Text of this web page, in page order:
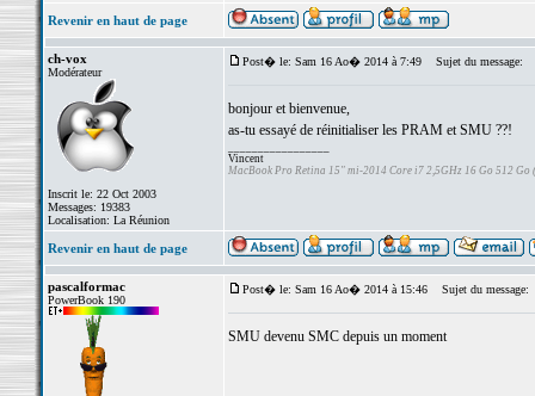
Revenir en haut de page
ch-vox
Modérateur
Inscrit le: 22 Oct 2003
Messages: 19383
Localisation: La Réunion
Post� le: Sam 16 Ao� 2014 à 7:49 Sujet du message:
bonjour et bienvenue,
as-tu essayé de réinitialiser les PRAM et SMU ??!
Vincent
MacBook Pro Retina 15" mi-2014 Core i7 2,5GHz 16 Go 512 Go
Revenir en haut de page
pascalformac
PowerBook 190
Post� le: Sam 16 Ao� 2014 à 15:46 Sujet du message:
SMU devenu SMC depuis un moment